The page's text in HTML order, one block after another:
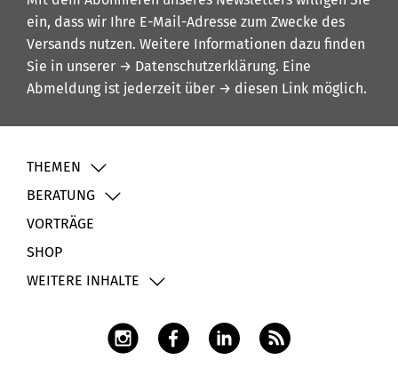
ein, dass wir Ihre E-Mail-Adresse zum Zwecke des
Versands nutzen. Weitere Informationen dazu finden
Sie in unserer → Datenschutzerklärung. Eine
Abmeldung ist jederzeit über → diesen Link möglich.
THEMEN
BERATUNG
VORTRÄGE
SHOP
WEITERE INHALTE